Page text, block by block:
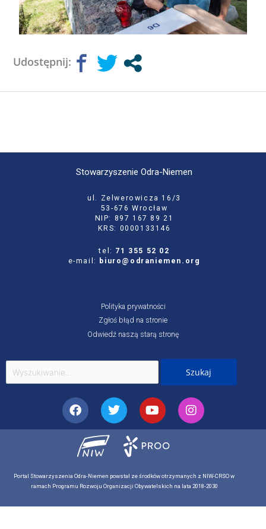
Udostępnij:
Stowarzyszenie Odra-Niemen
ul. Zelwerowicza 16/3
53-676 Wrocław
NIP: 897 167 89 21
KRS: 0000133146
tel: 71 355 52 02
e-mail:
biuro@odraniemen.org
Polityka prywatności
Zgłoś błąd na stronie
Odwiedź naszą starą stronę
Szukaj
dla:
FacebookTwitterYoutubeInstagram
Portal Stowarzyszenia Odra-Niemen powstał ze środków otrzymanych z NIW-CRSO w
ramach Programu Rozwoju Organizacji Obywatelskich na lata 2018-2030